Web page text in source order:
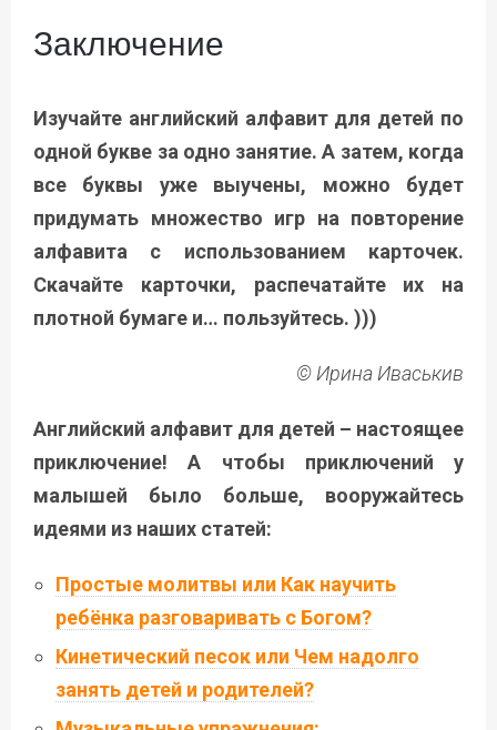
Заключение
Изучайте английский алфавит для детей по
одной букве за одно занятие. А затем, когда
все буквы уже выучены, можно будет
придумать множество игр на повторение
алфавита с использованием карточек.
Скачайте карточки, распечатайте их на
плотной бумаге и… пользуйтесь. )))
© Ирина Иваськив
Английский алфавит для детей – настоящее
приключение! А чтобы приключений у
малышей было больше, вооружайтесь
идеями из наших статей:
Простые молитвы или Как научить
ребёнка разговаривать с Богом?
Кинетический песок или Чем надолго
занять детей и родителей?